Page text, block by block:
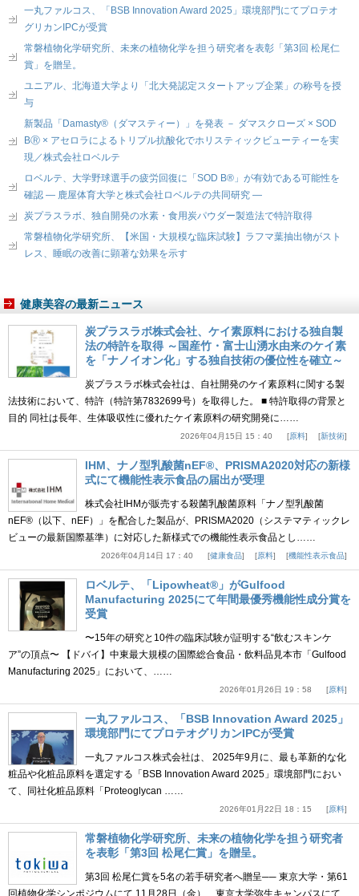
一丸ファルコス、「BSB Innovation Award 2025」環境部門にてプロテオ
グリカンIPCが受賞
常磐植物化学研究所、未来の植物化学を担う研究者を表彰「第3回 松尾仁
賞」を贈呈。
ユニアル、北海道大学より「北大発認定スタートアップ企業」の称号を授
与
新製品「Damasty®（ダマスティー）」を発表 － ダマスクローズ × SOD
BⓇ × アセロラによるトリプル抗酸化でホリスティックビューティーを実
現／株式会社ロベルテ
ロベルテ、大学野球選手の疲労回復に「SOD B®」が有効である可能性を
確認 ― 鹿屋体育大学と株式会社ロベルテの共同研究 ―
炭プラスラボ、独自開発の水素・食用炭パウダー製造法で特許取得
常磐植物化学研究所、【米国・大規模な臨床試験】ラフマ葉抽出物がスト
レス、睡眠の改善に顕著な効果を示す
健康美容の最新ニュース
炭プラスラボ株式会社、ケイ素原料における独自製
法の特許を取得 ～国産竹・富士山湧水由来のケイ素
を「ナノイオン化」する独自技術の優位性を確立～
炭プラスラボ株式会社は、自社開発のケイ素原料に関する製
法技術において、特許（特許第7832699号）を取得した。 ■ 特許取得の背景と
目的 同社は長年、生体吸収性に優れたケイ素原料の研究開発に……
2026年04月15日 15：40 原料 新技術
IHM、ナノ型乳酸菌nEF®、PRISMA2020対応の新様
式にて機能性表示食品の届出が受理
株式会社IHMが販売する殺菌乳酸菌原料「ナノ型乳酸菌
nEF®（以下、nEF）」を配合した製品が、PRISMA2020（システマティックレ
ビューの最新国際基準）に対応した新様式での機能性表示食品とし……
2026年04月14日 17：40 健康食品 原料 機能性表示食品
ロベルテ、「Lipowheat®」がGulfood
Manufacturing 2025にて年間最優秀機能性成分賞を
受賞
〜15年の研究と10件の臨床試験が証明する“飲むスキンケ
ア”の頂点〜 【ドバイ】中東最大規模の国際総合食品・飲料品見本市「Gulfood
Manufacturing 2025」において、……
2026年01月26日 19：58 原料
一丸ファルコス、「BSB Innovation Award 2025」
環境部門にてプロテオグリカンIPCが受賞
一丸ファルコス株式会社は、 2025年9月に、最も革新的な化
粧品や化粧品原料を選定する「BSB Innovation Award 2025」環境部門におい
て、同社化粧品原料「Proteoglycan ……
2026年01月22日 18：15 原料
常磐植物化学研究所、未来の植物化学を担う研究者
を表彰「第3回 松尾仁賞」を贈呈。
第3回 松尾仁賞を5名の若手研究者へ贈呈── 東京大学・第61